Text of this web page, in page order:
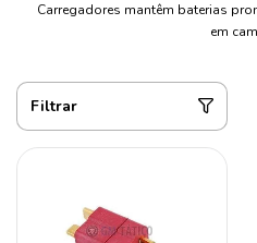
Carregadores mantêm baterias
em
Filtrar